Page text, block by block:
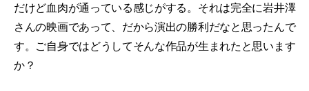
だけど血肉が通っている感じがする。それは完全に岩井澤
さんの映画であって、だから演出の勝利だなと思ったんで
す。ご自身ではどうしてそんな作品が生まれたと思います
か？